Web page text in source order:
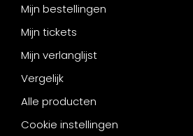
Mijn bestellingen
Mijn tickets
Mijn verlanglijst
Vergelijk
Alle producten
Cookie instellingen